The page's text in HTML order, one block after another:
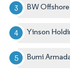
BW
Yinson
Bumi